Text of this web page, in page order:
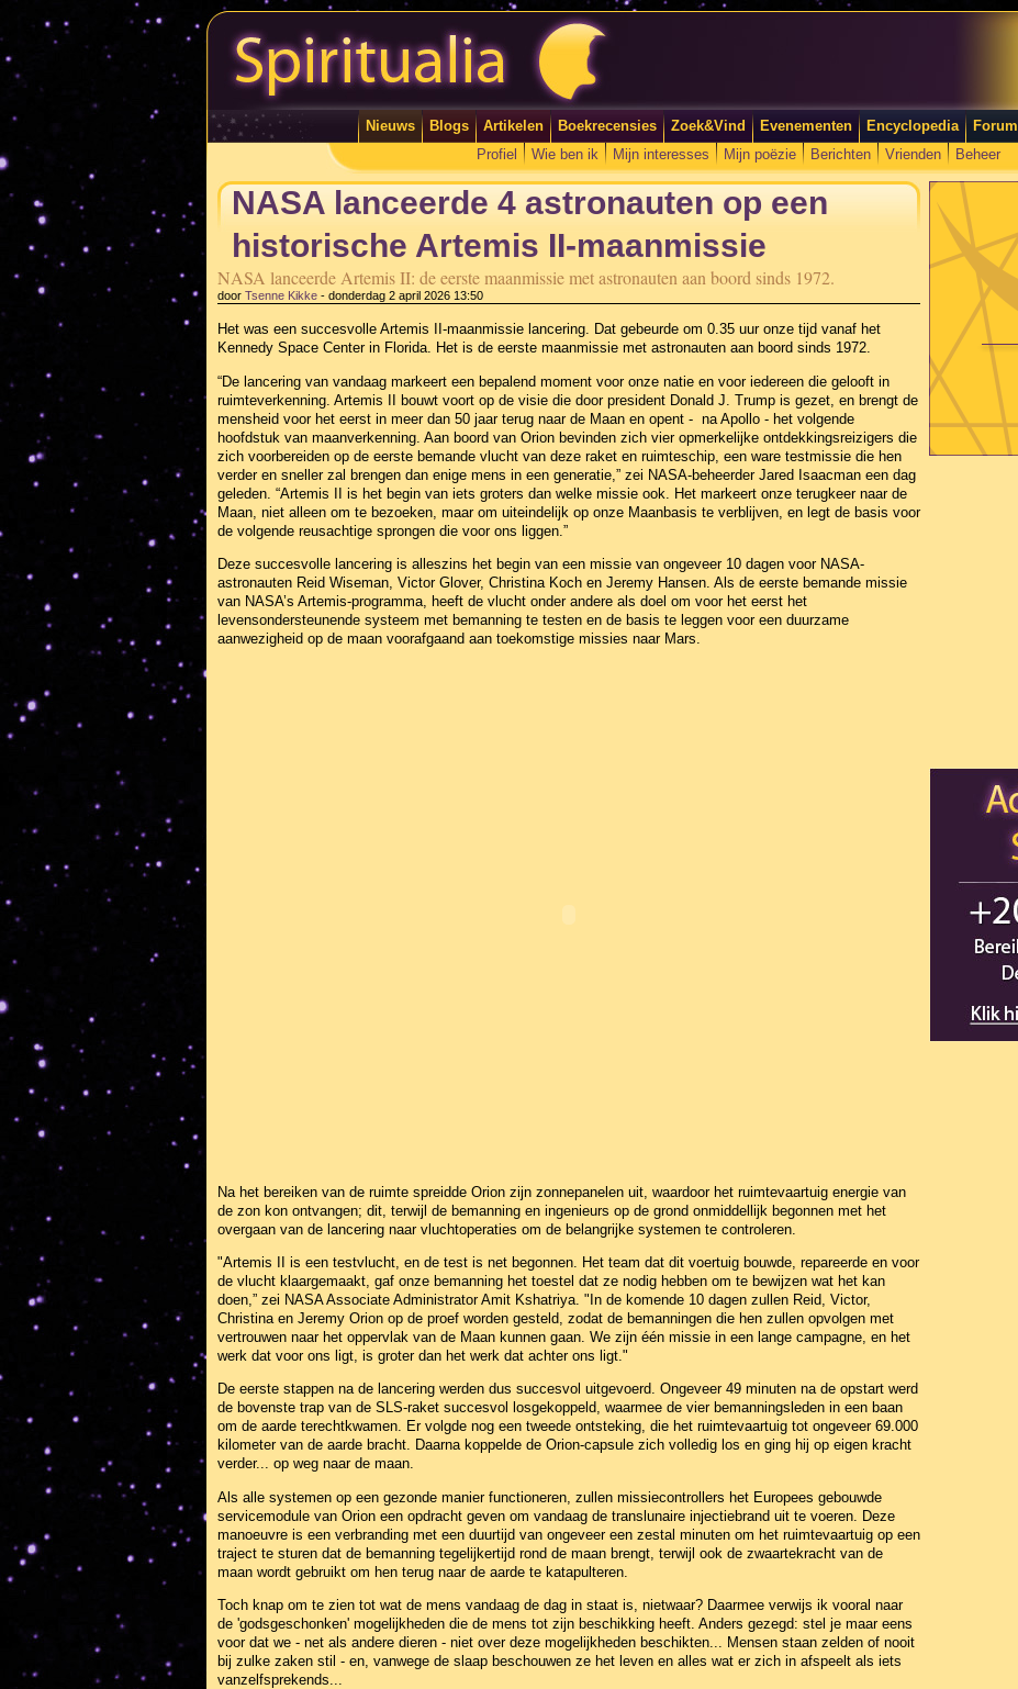
Nieuws Blogs Artikelen Boekrecensies Zoek&Vind Evenementen Encyclopedia Forum
Profiel
Wie ben ik Mijn interesses Mijn poëzie Berichten Vrienden Beheer
NASA lanceerde 4 astronauten op een
historische Artemis II-maanmissie
NASA lanceerde Artemis II: de eerste maanmissie met astronauten aan boord sinds 1972.
door Tsenne Kikke - donderdag 2 april 2026 13:50
Het was een succesvolle Artemis II-maanmissie lancering. Dat gebeurde om 0.35 uur onze tijd vanaf het
Kennedy Space Center in Florida. Het is de eerste maanmissie met astronauten aan boord sinds 1972.
“De lancering van vandaag markeert een bepalend moment voor onze natie en voor iedereen die gelooft in
ruimteverkenning. Artemis II bouwt voort op de visie die door president Donald J. Trump is gezet, en brengt de
mensheid voor het eerst in meer dan 50 jaar terug naar de Maan en opent - na Apollo - het volgende
hoofdstuk van maanverkenning. Aan boord van Orion bevinden zich vier opmerkelijke ontdekkingsreizigers die
zich voorbereiden op de eerste bemande vlucht van deze raket en ruimteschip, een ware testmissie die hen
verder en sneller zal brengen dan enige mens in een generatie,” zei NASA-beheerder Jared Isaacman een dag
geleden. “Artemis II is het begin van iets groters dan welke missie ook. Het markeert onze terugkeer naar de
Maan, niet alleen om te bezoeken, maar om uiteindelijk op onze Maanbasis te verblijven, en legt de basis voor
de volgende reusachtige sprongen die voor ons liggen.”
Deze succesvolle lancering is alleszins het begin van een missie van ongeveer 10 dagen voor NASA-
astronauten Reid Wiseman, Victor Glover, Christina Koch en Jeremy Hansen. Als de eerste bemande missie
van NASA’s Artemis-programma, heeft de vlucht onder andere als doel om voor het eerst het
levensondersteunende systeem met bemanning te testen en de basis te leggen voor een duurzame
aanwezigheid op de maan voorafgaand aan toekomstige missies naar Mars.
Na het bereiken van de ruimte spreidde Orion zijn zonnepanelen uit, waardoor het ruimtevaartuig energie van
de zon kon ontvangen; dit, terwijl de bemanning en ingenieurs op de grond onmiddellijk begonnen met het
overgaan van de lancering naar vluchtoperaties om de belangrijke systemen te controleren.
"Artemis II is een testvlucht, en de test is net begonnen. Het team dat dit voertuig bouwde, repareerde en voor
de vlucht klaargemaakt, gaf onze bemanning het toestel dat ze nodig hebben om te bewijzen wat het kan
doen,” zei NASA Associate Administrator Amit Kshatriya. "In de komende 10 dagen zullen Reid, Victor,
Christina en Jeremy Orion op de proef worden gesteld, zodat de bemanningen die hen zullen opvolgen met
vertrouwen naar het oppervlak van de Maan kunnen gaan. We zijn één missie in een lange campagne, en het
werk dat voor ons ligt, is groter dan het werk dat achter ons ligt."
De eerste stappen na de lancering werden dus succesvol uitgevoerd. Ongeveer 49 minuten na de opstart werd
de bovenste trap van de SLS-raket succesvol losgekoppeld, waarmee de vier bemanningsleden in een baan
om de aarde terechtkwamen. Er volgde nog een tweede ontsteking, die het ruimtevaartuig tot ongeveer 69.000
kilometer van de aarde bracht. Daarna koppelde de Orion-capsule zich volledig los en ging hij op eigen kracht
verder... op weg naar de maan.
Als alle systemen op een gezonde manier functioneren, zullen missiecontrollers het Europees gebouwde
servicemodule van Orion een opdracht geven om vandaag de translunaire injectiebrand uit te voeren. Deze
manoeuvre is een verbranding met een duurtijd van ongeveer een zestal minuten om het ruimtevaartuig op een
traject te sturen dat de bemanning tegelijkertijd rond de maan brengt, terwijl ook de zwaartekracht van de
maan wordt gebruikt om hen terug naar de aarde te katapulteren.
Toch knap om te zien tot wat de mens vandaag de dag in staat is, nietwaar? Daarmee verwijs ik vooral naar
de 'godsgeschonken' mogelijkheden die de mens tot zijn beschikking heeft. Anders gezegd: stel je maar eens
voor dat we - net als andere dieren - niet over deze mogelijkheden beschikten... Mensen staan zelden of nooit
bij zulke zaken stil - en, vanwege de slaap beschouwen ze het leven en alles wat er zich in afspeelt als iets
vanzelfsprekends...